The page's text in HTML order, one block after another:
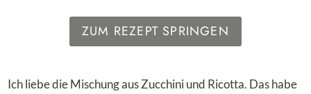
ZUM REZEPT SPRINGEN
Ich liebe die Mischung aus Zucchini und Ricotta. Das habe